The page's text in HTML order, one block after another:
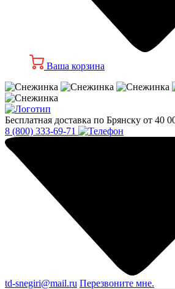
Ваша корзина
Бесплатная доставка по Брянску от 40
8 (800) 333-69-71
td-snegiri@mail.ru Перезвоните мне.